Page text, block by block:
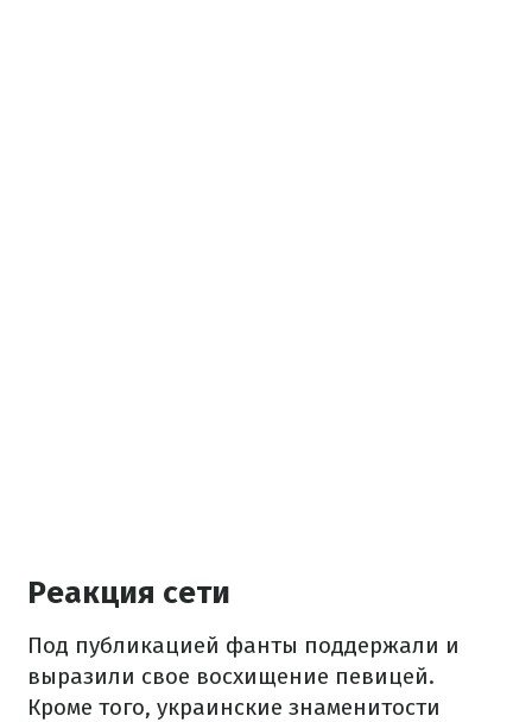
Реакция сети
Под публикацией фанты поддержали и
выразили свое восхищение певицей.
Кроме того, украинские знаменитости